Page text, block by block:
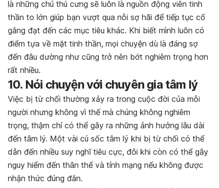
là những chú thú cưng sẽ luôn là nguồn động viên tinh
thần to lớn giúp bạn vượt qua nỗi sợ hãi để tiếp tục cố
gắng đạt đến các mục tiêu khác. Khi biết mình luôn có
điểm tựa về mặt tinh thần, mọi chuyện dù là đáng sợ
đến đâu dường như cũng trở nên bớt nghiêm trọng hơn
rất nhiều.
10. Nói chuyện với chuyên gia tâm lý
Việc bị từ chối thường xảy ra trong cuộc đời của mỗi
người nhưng không vì thế mà chúng không nghiêm
trọng, thậm chí có thể gây ra những ảnh hưởng lâu dài
đến tâm lý. Một vài cú sốc tâm lý khi bị từ chối có thể
dẫn đến nhiều suy nghĩ tiêu cực, đôi khi còn có thể gây
nguy hiểm đến thân thể và tính mạng nếu không được
nhận thức đúng đắn.